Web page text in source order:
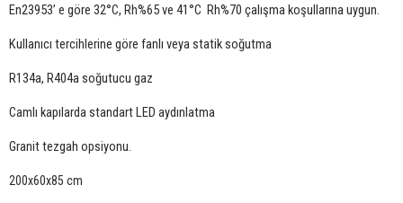
En23953’ e göre 32°C, Rh%65 ve 41°C Rh%70 çalışma koşullarına uygun.
Kullanıcı tercihlerine göre fanlı veya statik soğutma
R134a, R404a soğutucu gaz
Camlı kapılarda standart LED aydınlatma
Granit tezgah opsiyonu.
200x60x85 cm